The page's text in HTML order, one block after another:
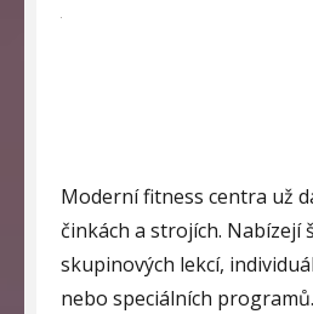
Moderní fitness centra už
činkách a strojích. Nabízejí
skupinových lekcí,
nebo speciálních